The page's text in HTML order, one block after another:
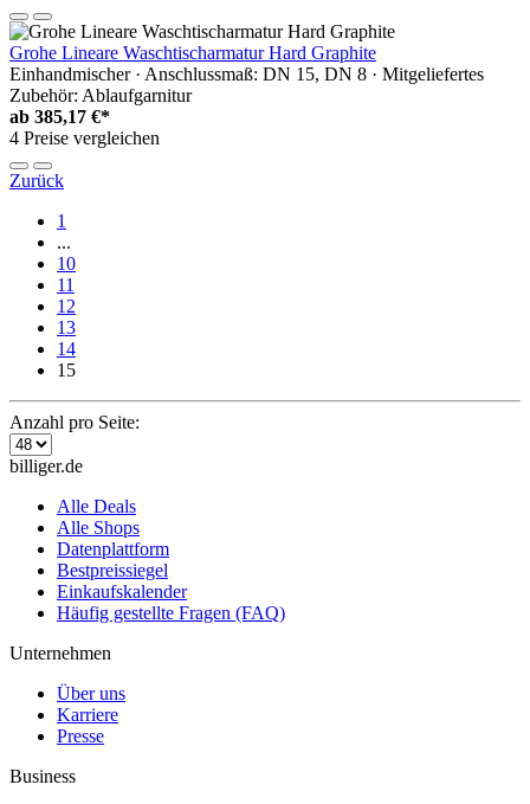
Grohe Lineare Waschtischarmatur Hard Graphite
Einhandmischer · Anschlussmaß: DN 15, DN 8 · Mitgeliefertes
Zubehör: Ablaufgarnitur
ab 385,17 €*
4 Preise vergleichen
Zurück
1
...
10
11
12
13
14
15
Anzahl pro Seite:
billiger.de
Alle Deals
Alle Shops
Datenplattform
Bestpreissiegel
Einkaufskalender
Häufig gestellte Fragen (FAQ)
Unternehmen
Über uns
Karriere
Presse
Business